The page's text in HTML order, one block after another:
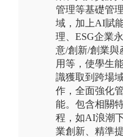
管理等基礎管
域，加上AI賦
理、ESG企業
意/創新/創業與
用等，使學生
識獲取到跨場
作，全面強化
能。包含相關
程，如AI浪潮
業創新、精準